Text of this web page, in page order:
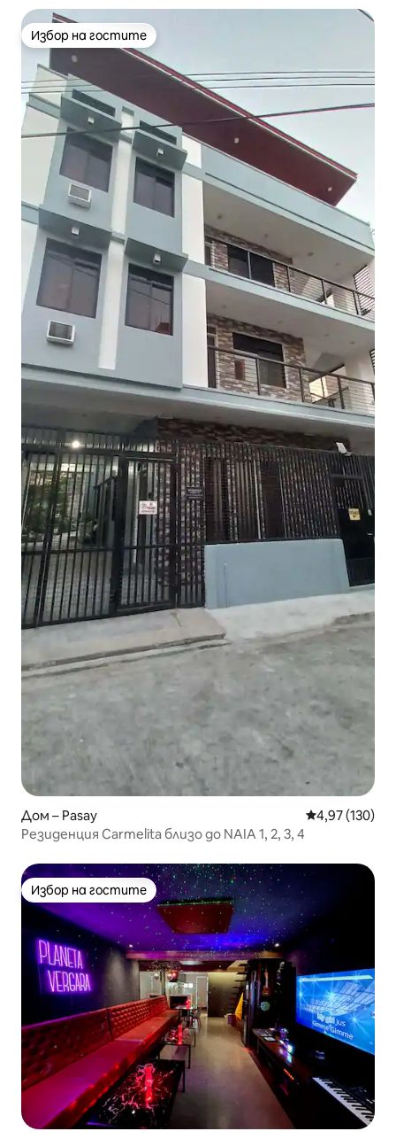
Избор на гостите
Избор на гостите
Дом – Pasay Средна
4,97 (130)
Резиденция Carmelita близо до NAIA 1, 2, 3, 4
Избор на гостите
Избор на гостите